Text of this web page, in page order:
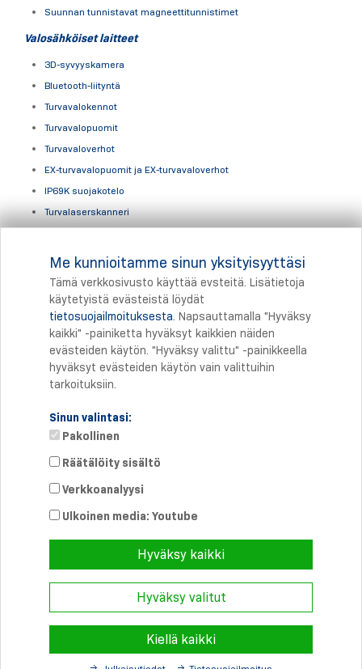
Suunnan tunnistavat magneettitunnistimet
Valosähköiset laitteet
3D-syvyyskamera
Bluetooth-liityntä
Turvavalokennot
Turvavalopuomit
Turvavaloverhot
EX-turvavalopuomit ja EX-turvavaloverhot
IP69K suojakotelo
Turvalaserskanneri
Hissituotteet ja hissijärjestelmät
Tulostus
Suora yhteys
Puhelin: +358 46 8757704
© 2026 Schmersal Finland · Julkaisutiedot·
·
Tietosuoja
Me kunnioitamme sinun yksityisyyttäsi
Tämä verkkosivusto käyttää evsteitä. Lisätietoja
käytetyistä evästeistä löydät
tietosuojailmoituksesta. Napsauttamalla "Hyväksy
kaikki" -painiketta hyväksyt kaikkien näiden
evästeiden käytön. "Hyväksy valittu" -painikkeella
hyväksyt evästeiden käytön vain valittuihin
tarkoituksiin.
Sinun valintasi:
Pakollinen
Räätälöity sisältö
Verkkoanalyysi
Ulkoinen media: Youtube
Hyväksy kaikki
Hyväksy valitut
Kiellä kaikki